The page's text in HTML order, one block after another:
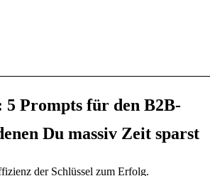
Prompts für den B2B-
Du massiv Zeit sparst
der Schlüssel zum Erfolg.